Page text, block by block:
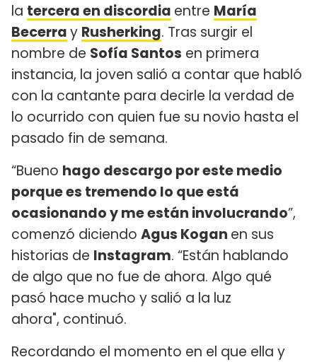
la tercera en discordia entre María
Becerray Rusherking. Tras surgir el
nombre de Sofía Santos en primera
instancia, la joven salió a contar que habló
con la cantante para decirle la verdad de
lo ocurrido con quien fue su novio hasta el
pasado fin de semana.
“Bueno hago descargo por este medio
porque es tremendo lo que está
ocasionando y me están involucrando”,
comenzó diciendo Agus Kogan en sus
historias de Instagram. “Están hablando
de algo que no fue de ahora. Algo qué
pasó hace mucho y salió a la luz
ahora", continuó.
Recordando el momento en el que ella y